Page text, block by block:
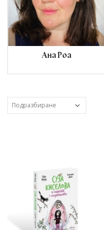
Ана Роа